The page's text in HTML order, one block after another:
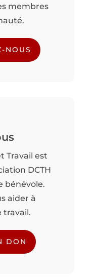
membres
NOUS
Travail est
DCTH
bénévole.
aider à
travail.
DON